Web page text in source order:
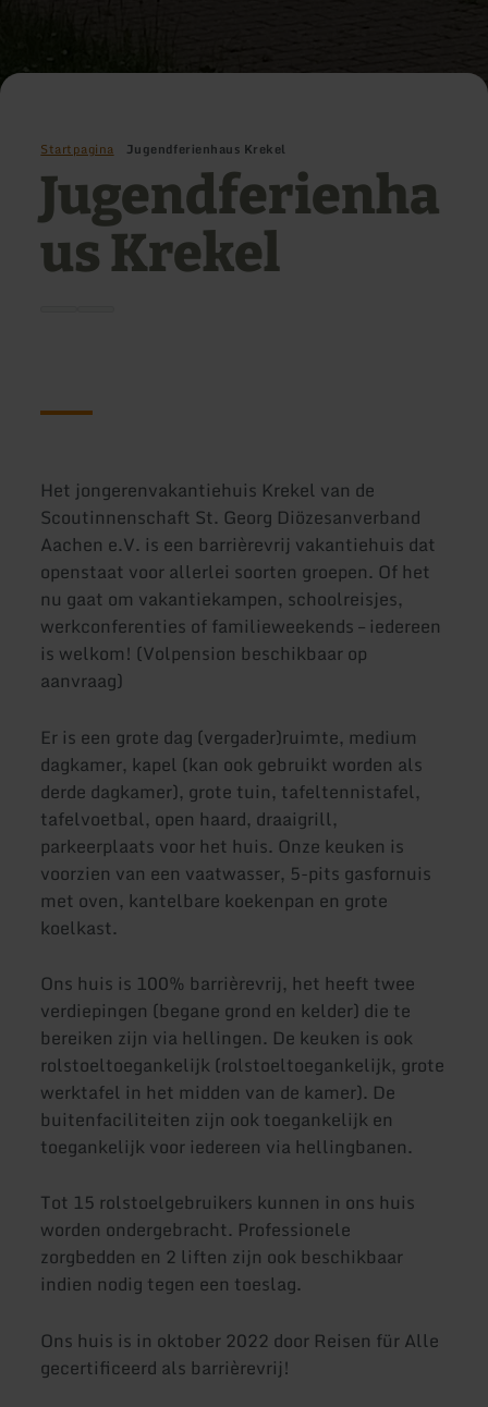
Startpagina Jugendferienhaus Krekel
Jugendferienha
us Krekel
Het jongerenvakantiehuis Krekel van de
Scoutinnenschaft St. Georg Diözesanverband
Aachen e.V. is een barrièrevrij vakantiehuis dat
openstaat voor allerlei soorten groepen. Of het
nu gaat om vakantiekampen, schoolreisjes,
werkconferenties of familieweekends – iedereen
is welkom! (Volpension beschikbaar op
aanvraag)
Er is een grote dag (vergader)ruimte, medium
dagkamer, kapel (kan ook gebruikt worden als
derde dagkamer), grote tuin, tafeltennistafel,
tafelvoetbal, open haard, draaigrill,
parkeerplaats voor het huis. Onze keuken is
voorzien van een vaatwasser, 5-pits gasfornuis
met oven, kantelbare koekenpan en grote
koelkast.
Ons huis is 100% barrièrevrij, het heeft twee
verdiepingen (begane grond en kelder) die te
bereiken zijn via hellingen. De keuken is ook
rolstoeltoegankelijk (rolstoeltoegankelijk, grote
werktafel in het midden van de kamer). De
buitenfaciliteiten zijn ook toegankelijk en
toegankelijk voor iedereen via hellingbanen.
Tot 15 rolstoelgebruikers kunnen in ons huis
worden ondergebracht. Professionele
zorgbedden en 2 liften zijn ook beschikbaar
indien nodig tegen een toeslag.
Ons huis is in oktober 2022 door Reisen für Alle
gecertificeerd als barrièrevrij!